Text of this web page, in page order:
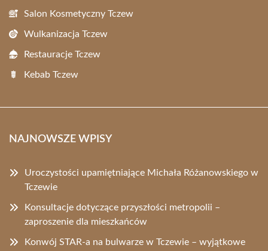
Salon Kosmetyczny Tczew
Wulkanizacja Tczew
Restauracje Tczew
Kebab Tczew
NAJNOWSZE WPISY
Uroczystości upamiętniające Michała Różanowskiego w
Tczewie
Konsultacje dotyczące przyszłości metropolii –
zaproszenie dla mieszkańców
Konwój STAR-a na bulwarze w Tczewie – wyjątkowe